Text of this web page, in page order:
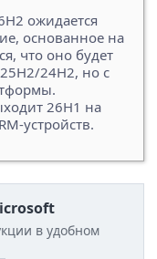
ожидается
основанное на
что оно будет
24H2, но с
26H1 на
устройств.
в удобном